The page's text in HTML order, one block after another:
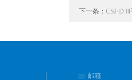
下一条： CSJ-D
邮箱